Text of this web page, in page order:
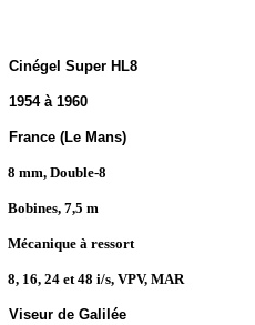
Cinégel Super HL8
1954 à 1960
France (Le Mans)
8 mm, Double-8
Bobines, 7,5 m
Mécanique à ressort
8, 16, 24 et 48 i/s, VPV, MAR
Viseur de Galilée